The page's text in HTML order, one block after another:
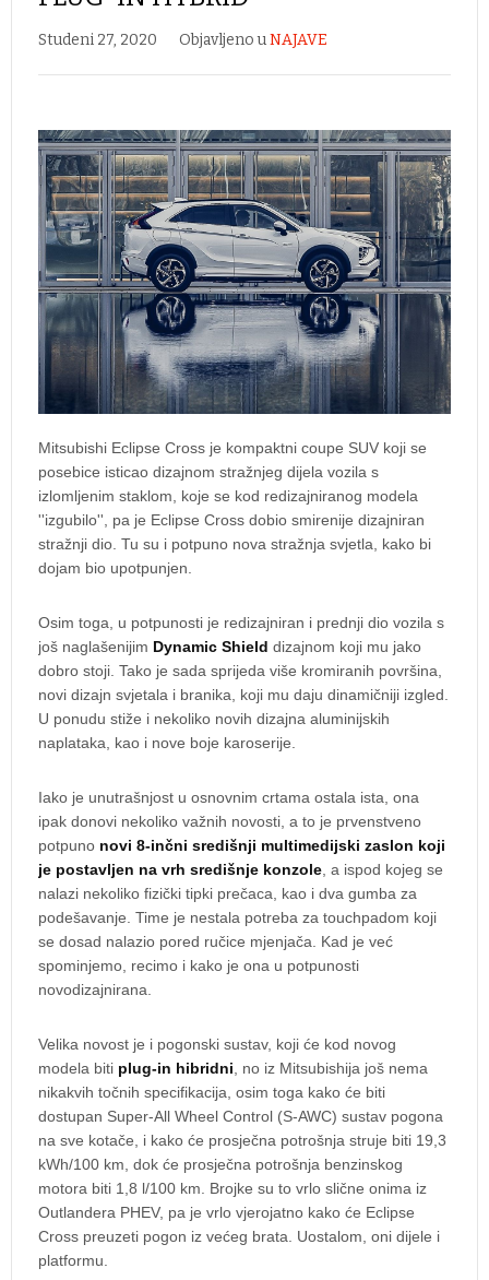
Studeni 27, 2020 Objavljeno uNAJAVE
Mitsubishi Eclipse Cross je kompaktni coupe SUV koji se
posebice isticao dizajnom stražnjeg dijela vozila s
izlomljenim staklom, koje se kod redizajniranog modela
''izgubilo'', pa je Eclipse Cross dobio smirenije dizajniran
stražnji dio. Tu su i potpuno nova stražnja svjetla, kako bi
dojam bio upotpunjen.
Osim toga, u potpunosti je redizajniran i prednji dio vozila s
još naglašenijim Dynamic Shield dizajnom koji mu jako
dobro stoji. Tako je sada sprijeda više kromiranih površina,
novi dizajn svjetala i branika, koji mu daju dinamičniji izgled.
U ponudu stiže i nekoliko novih dizajna aluminijskih
naplataka, kao i nove boje karoserije.
Iako je unutrašnjost u osnovnim crtama ostala ista, ona
ipak donovi nekoliko važnih novosti, a to je prvenstveno
potpuno novi 8-inčni središnji multimedijski zaslon koji
je postavljen na vrh središnje konzole, a ispod kojeg se
nalazi nekoliko fizički tipki prečaca, kao i dva gumba za
podešavanje. Time je nestala potreba za touchpadom koji
se dosad nalazio pored ručice mjenjača. Kad je već
spominjemo, recimo i kako je ona u potpunosti
novodizajnirana.
Velika novost je i pogonski sustav, koji će kod novog
modela biti plug-in hibridni, no iz Mitsubishija još nema
nikakvih točnih specifikacija, osim toga kako će biti
dostupan Super-All Wheel Control (S-AWC) sustav pogona
na sve kotače, i kako će prosječna potrošnja struje biti 19,3
kWh/100 km, dok će prosječna potrošnja benzinskog
motora biti 1,8 l/100 km. Brojke su to vrlo slične onima iz
Outlandera PHEV, pa je vrlo vjerojatno kako će Eclipse
Cross preuzeti pogon iz većeg brata. Uostalom, oni dijele i
platformu.